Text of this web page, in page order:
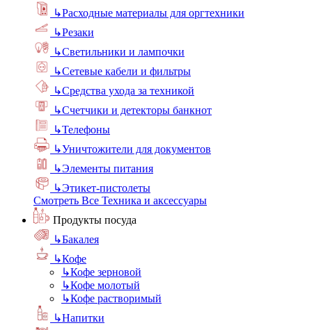
↳Расходные материалы для оргтехники
↳Резаки
↳Светильники и лампочки
↳Сетевые кабели и фильтры
↳Средства ухода за техникой
↳Счетчики и детекторы банкнот
↳Телефоны
↳Уничтожители для документов
↳Элементы питания
↳Этикет-пистолеты
Смотреть Все Техника и аксессуары
Продукты посуда
↳Бакалея
↳Кофе
↳Кофе зерновой
↳Кофе молотый
↳Кофе растворимый
↳Напитки